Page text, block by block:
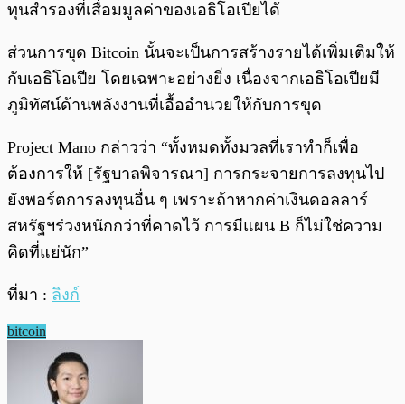
ทุนสำรองที่เสื่อมมูลค่าของเอธิโอเปียได้
ส่วนการขุด Bitcoin นั้นจะเป็นการสร้างรายได้เพิ่มเติมให้
กับเอธิโอเปีย โดยเฉพาะอย่างยิ่ง เนื่องจากเอธิโอเปียมี
ภูมิทัศน์ด้านพลังงานที่เอื้ออำนวยให้กับการขุด
Project Mano กล่าวว่า “ทั้งหมดทั้งมวลที่เราทำก็เพื่อ
ต้องการให้ [รัฐบาลพิจารณา] การกระจายการลงทุนไป
ยังพอร์ตการลงทุนอื่น ๆ เพราะถ้าหากค่าเงินดอลลาร์
สหรัฐฯร่วงหนักกว่าที่คาดไว้ การมีแผน B ก็ไม่ใช่ความ
คิดที่แย่นัก”
ที่มา : ลิงก์
bitcoin